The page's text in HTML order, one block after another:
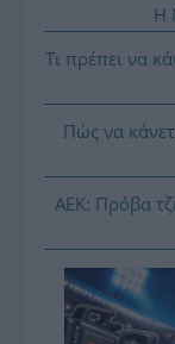
Η
Τι πρέπει να
Πώς να
ΑΕΚ: Πρόβα